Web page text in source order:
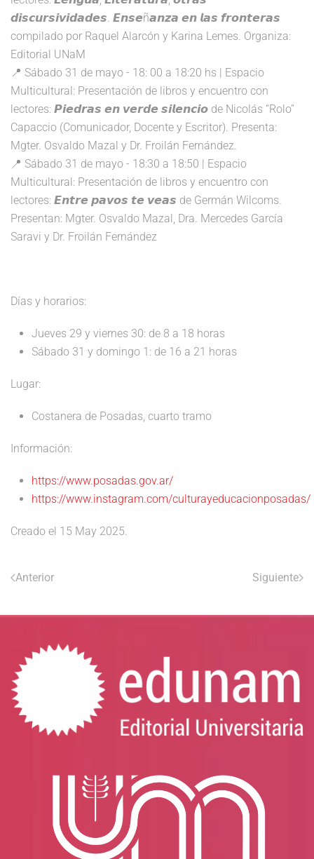
𝙙𝙞𝙨𝙘𝙪𝙧𝙨𝙞𝙫𝙞𝙙𝙖𝙙𝙚𝙨. 𝙀𝙣𝙨𝙚ñ𝙖𝙣𝙯𝙖 𝙚𝙣 𝙡𝙖𝙨 𝙛𝙧𝙤𝙣𝙩𝙚𝙧𝙖𝙨
compilado por Raquel Alarcón y Karina Lemes. Organiza:
Editorial UNaM
📍 Sábado 31 de mayo - 18: 00 a 18:20 hs | Espacio
Multicultural: Presentación de libros y encuentro con
lectores: 𝙋𝙞𝙚𝙙𝙧𝙖𝙨 𝙚𝙣 𝙫𝙚𝙧𝙙𝙚 𝙨𝙞𝙡𝙚𝙣𝙘𝙞𝙤 de Nicolás “Rolo”
Capaccio (Comunicador, Docente y Escritor). Presenta:
Mgter. Osvaldo Mazal y Dr. Froilán Fernández.
📍 Sábado 31 de mayo - 18:30 a 18:50 | Espacio
Multicultural: Presentación de libros y encuentro con
lectores: 𝙀𝙣𝙩𝙧𝙚 𝙥𝙖𝙫𝙤𝙨 𝙩𝙚 𝙫𝙚𝙖𝙨 de Germán Wilcoms.
Presentan: Mgter. Osvaldo Mazal, Dra. Mercedes García
Saravi y Dr. Froilán Fernández
Días y horarios:
Jueves 29 y viernes 30: de 8 a 18 horas
Sábado 31 y domingo 1: de 16 a 21 horas
Lugar:
Costanera de Posadas, cuarto tramo
Información:
https://www.posadas.gov.ar/
https://www.instagram.com/culturayeducacionposadas/
Creado el 15 May 2025
Anterior Siguiente